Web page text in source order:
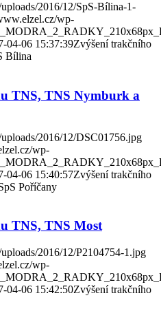
2016/12/SpS-Bílina-1-
wp-
04-06 15:37:39Zvýšení trakčního
Bílina
TNS, TNS Nymburk a
2016/12/DSC01756.jpg
wp-
04-06 15:40:57Zvýšení trakčního
Poříčany
TNS, TNS Most
2016/12/P2104754-1.jpg
wp-
04-06 15:42:50Zvýšení trakčního